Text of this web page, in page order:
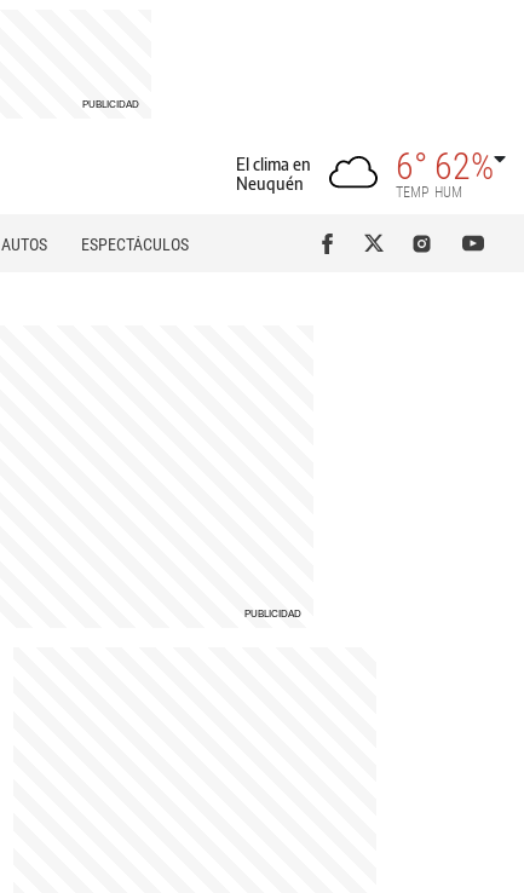
El clima en
Neuquén
6°
TEMP
62%
HUM
AUTOS
ESPECTÁCULOS